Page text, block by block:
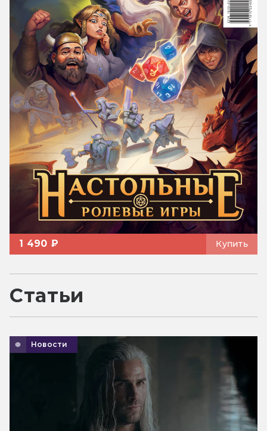
1 490 ₽ Купить
Статьи
Новости